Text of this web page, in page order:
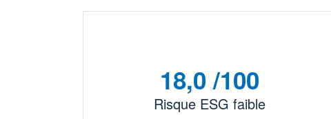
18,0 /100
Risque ESG faible